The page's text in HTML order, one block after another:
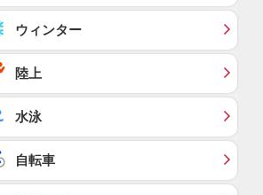
ウィンター
陸上
水泳
自転車